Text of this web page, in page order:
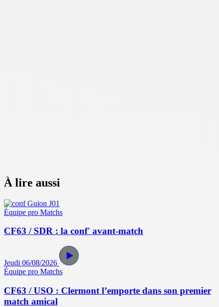
À lire aussi
Équipe pro Matchs
CF63 / SDR : la conf' avant-match
Jeudi 06/08/2026
Équipe pro Matchs
CF63 / USO : Clermont l’emporte dans son premier
match amical